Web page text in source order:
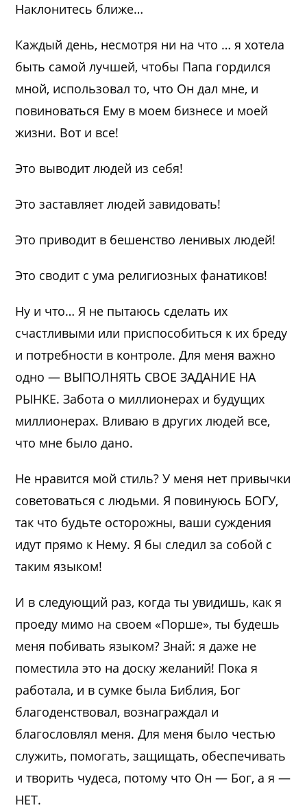
Наклонитесь ближе…
Каждый день, несмотря ни на что … я хотела
быть самой лучшей, чтобы Папа гордился
мной, использовал то, что Он дал мне, и
повиноваться Ему в моем бизнесе и моей
жизни. Вот и все!
Это выводит людей из себя!
Это заставляет людей завидовать!
Это приводит в бешенство ленивых людей!
Это сводит с ума религиозных фанатиков!
Ну и что… Я не пытаюсь сделать их
счастливыми или приспособиться к их бреду
и потребности в контроле. Для меня важно
одно — ВЫПОЛНЯТЬ СВОЕ ЗАДАНИЕ НА
РЫНКЕ. Забота о миллионерах и будущих
миллионерах. Вливаю в других людей все,
что мне было дано.
Не нравится мой стиль? У меня нет привычки
советоваться с людьми. Я повинуюсь БОГУ,
так что будьте осторожны, ваши суждения
идут прямо к Нему. Я бы следил за собой с
таким языком!
И в следующий раз, когда ты увидишь, как я
проеду мимо на своем «Порше», ты будешь
меня побивать языком? Знай: я даже не
поместила это на доску желаний! Пока я
работала, и в сумке была Библия, Бог
благоденствовал, вознаграждал и
благословлял меня. Для меня было честью
служить, помогать, защищать, обеспечивать
и творить чудеса, потому что Он — Бог, а я —
НЕТ.